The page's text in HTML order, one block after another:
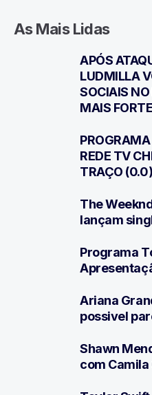
As Mais Lidas
APÓS
LUDMILLA
SOCIAIS NO
MAIS
REDE TV
TRAÇO
The
lançam
Programa
Ariana
possivel
Shawn
com Camila